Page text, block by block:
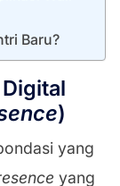
Baru?
)
yang
yang